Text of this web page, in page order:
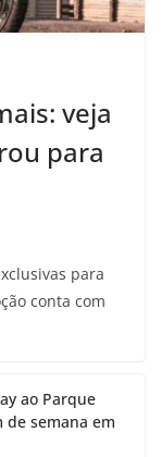
veja
para
para
conta com
ao Parque
de semana em